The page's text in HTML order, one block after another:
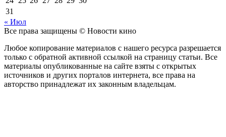
31
« Июл
Все права защищены © Новости кино
Любое копирование материалов с нашего ресурса разрешается
только с обратной активной ссылкой на страницу статьи. Все
материалы опубликованные на сайте взяты с открытых
источников и других порталов интернета, все права на
авторство принадлежат их законным владельцам.